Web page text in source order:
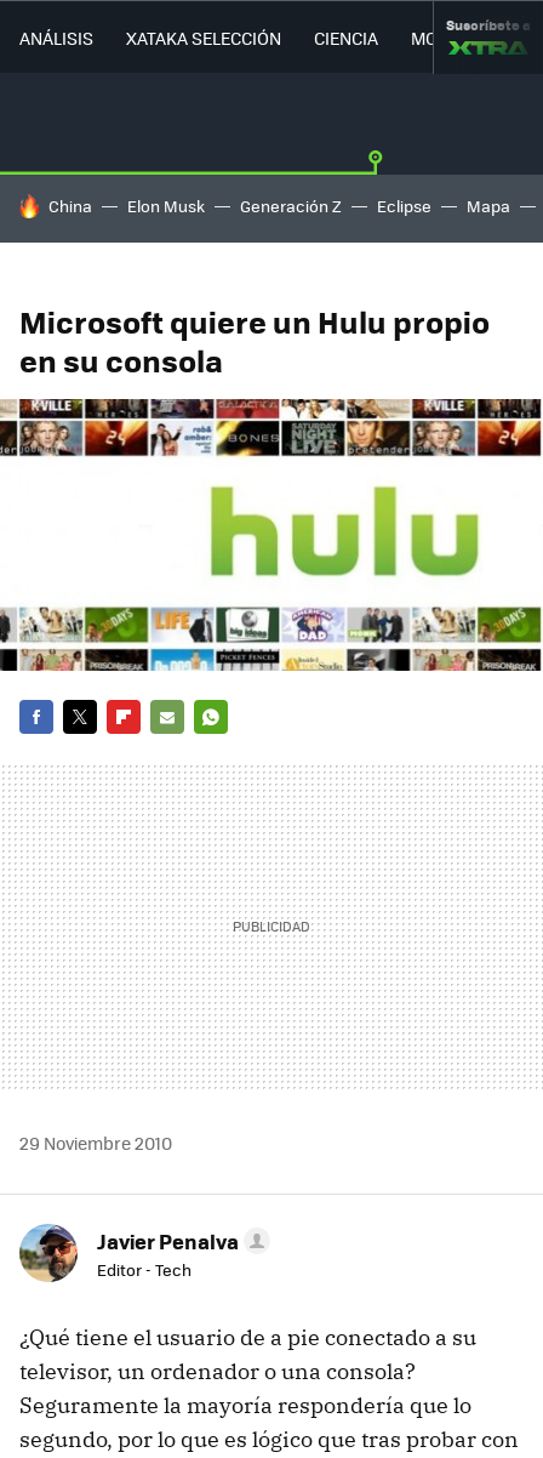
ANÁLISIS XATAKA SELECCIÓN CIENCIA MOVILIDAD
Suscríbete a
HOY SE HABLA DE
China Elon Musk Generación Z Eclipse Mapa
Microsoft quiere un Hulu propio
en su consola
MAIL
29 Noviembre 2010
Javier Penalva
Editor - Tech
¿Qué tiene el usuario de a pie conectado a su
televisor, un ordenador o una consola?
Seguramente la mayoría respondería que lo
segundo, por lo que es lógico que tras probar con